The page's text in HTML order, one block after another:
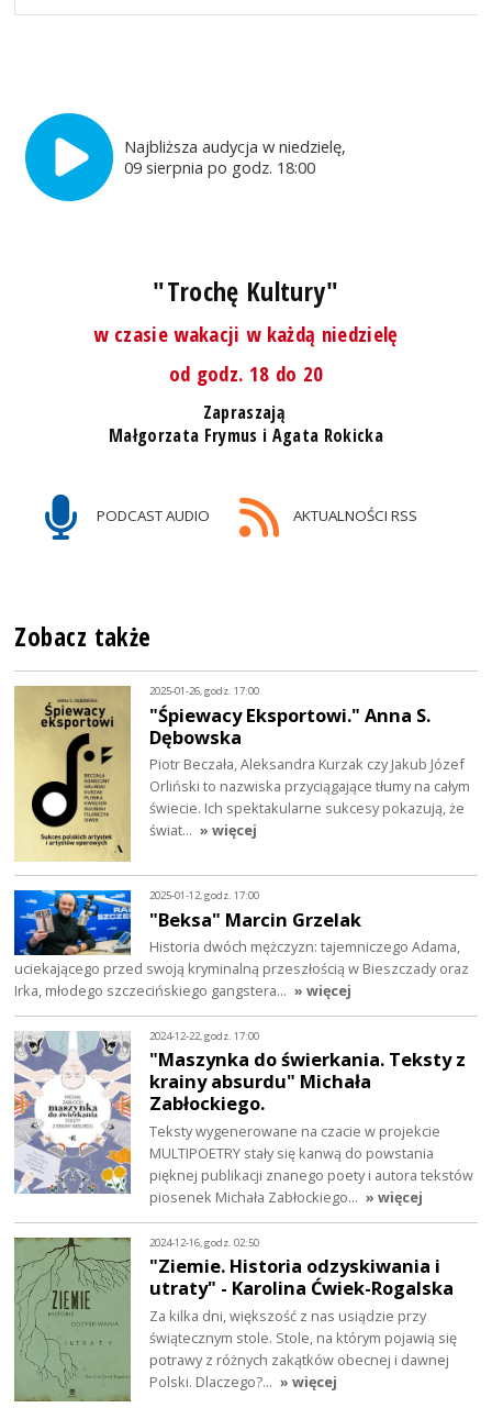
Najbliższa audycja w niedzielę,
09 sierpnia po godz. 18:00
"Trochę Kultury"
w czasie wakacji w każdą niedzielę
od godz. 18 do 20
Zapraszają
Małgorzata Frymus i Agata Rokicka
PODCAST AUDIO AKTUALNOŚCI RSS
Zobacz także
2025-01-26, godz. 17:00
"Śpiewacy Eksportowi." Anna S.
Dębowska
Piotr Beczała, Aleksandra Kurzak czy Jakub Józef
Orliński to nazwiska przyciągające tłumy na całym
świecie. Ich spektakularne sukcesy pokazują, że
świat… » więcej
2025-01-12, godz. 17:00
"Beksa" Marcin Grzelak
Historia dwóch mężczyzn: tajemniczego Adama,
uciekającego przed swoją kryminalną przeszłością w Bieszczady oraz
Irka, młodego szczecińskiego gangstera… » więcej
2024-12-22, godz. 17:00
"Maszynka do świerkania. Teksty z
krainy absurdu" Michała
Zabłockiego.
Teksty wygenerowane na czacie w projekcie
MULTIPOETRY stały się kanwą do powstania
pięknej publikacji znanego poety i autora tekstów
piosenek Michała Zabłockiego… » więcej
2024-12-16, godz. 02:50
"Ziemie. Historia odzyskiwania i
utraty" - Karolina Ćwiek-Rogalska
Za kilka dni, większość z nas usiądzie przy
świątecznym stole. Stole, na którym pojawią się
potrawy z różnych zakątków obecnej i dawnej
Polski. Dlaczego?… » więcej